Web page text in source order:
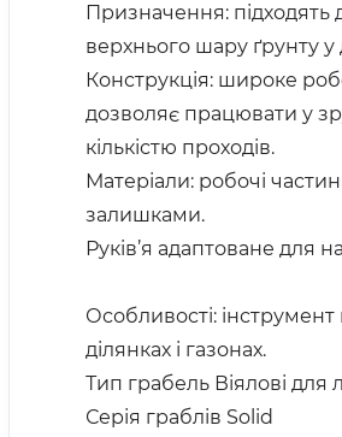
Призначення: підходять
верхнього шару ґрунту у
Конструкція: широке
дозволяє працювати у
кількістю проходів.
Матеріали: робочі
залишками.
Руків’я адаптоване для
Особливості:
ділянках і газонах.
Тип грабель Віялові для
Серія граблів Solid